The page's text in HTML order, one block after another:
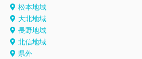
松本地域
大北地域
長野地域
北信地域
県外